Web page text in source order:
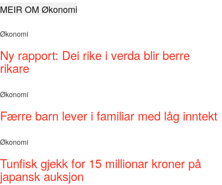
MEIR OM Økonomi
Økonomi
Ny rapport: Dei rike i verda blir berre
rikare
Økonomi
Færre barn lever i familiar med låg inntekt
Økonomi
Tunfisk gjekk for 15 millionar kroner på
japansk auksjon